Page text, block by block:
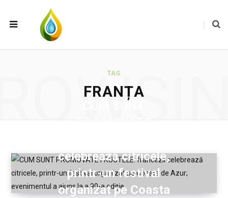
TAG
FRANȚA
celebrează citricele,
printr-un festival
organizat pe Coasta